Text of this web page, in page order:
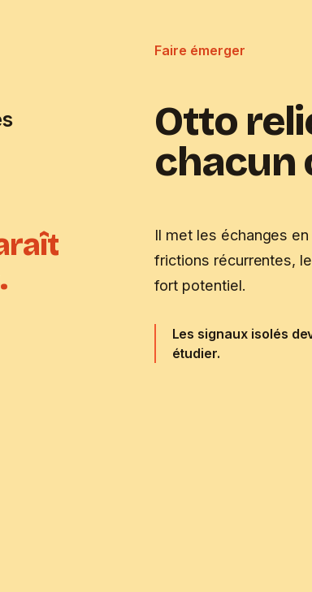
Faire émerger
Otto
chacun
Il met les échanges
frictions récurrentes,
fort potentiel.
Les signaux isolés
étudier.